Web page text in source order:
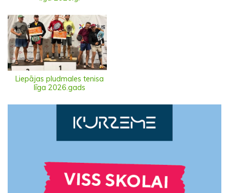
Liepājas pludmales tenisa
līga 2026.gads